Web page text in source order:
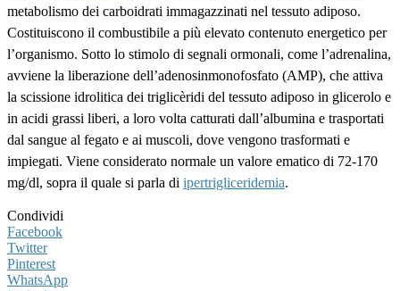
metabolismo dei carboidrati immagazzinati nel tessuto adiposo.
Costituiscono il combustibile a più elevato contenuto energetico per
l’organismo. Sotto lo stimolo di segnali ormonali, come l’adrenalina,
avviene la liberazione dell’adenosinmonofosfato (AMP), che attiva
la scissione idrolitica dei triglicèridi del tessuto adiposo in glicerolo e
in acidi grassi liberi, a loro volta catturati dall’albumina e trasportati
dal sangue al fegato e ai muscoli, dove vengono trasformati e
impiegati. Viene considerato normale un valore ematico di 72-170
mg/dl, sopra il quale si parla di ipertrigliceridemia.
Condividi
Facebook
Twitter
Pinterest
WhatsApp